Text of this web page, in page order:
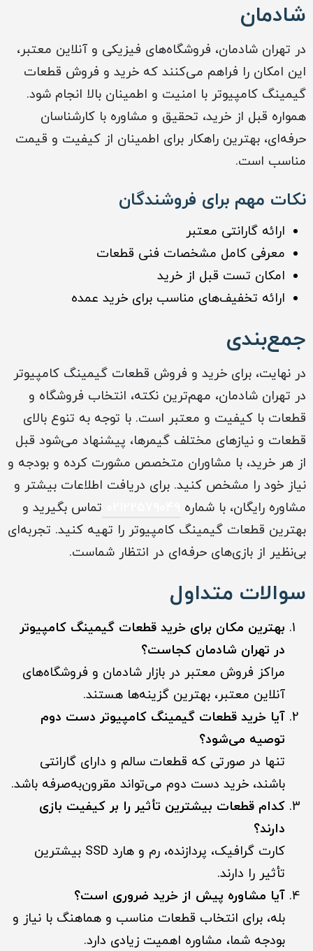
شادمان
در تهران شادمان، فروشگاه‌های فیزیکی و آنلاین معتبر،
این امکان را فراهم می‌کنند که خرید و فروش قطعات
گیمینگ کامپیوتر با امنیت و اطمینان بالا انجام شود.
همواره قبل از خرید، تحقیق و مشاوره با کارشناسان
حرفه‌ای، بهترین راهکار برای اطمینان از کیفیت و قیمت
مناسب است.
نکات مهم برای فروشندگان
ارائه گارانتی معتبر
معرفی کامل مشخصات فنی قطعات
امکان تست قبل از خرید
ارائه تخفیف‌های مناسب برای خرید عمده
جمع‌بندی
در نهایت، برای خرید و فروش قطعات گیمینگ کامپیوتر
در تهران شادمان، مهم‌ترین نکته، انتخاب فروشگاه و
قطعات با کیفیت و معتبر است. با توجه به تنوع بالای
قطعات و نیازهای مختلف گیمرها، پیشنهاد می‌شود قبل
از هر خرید، با مشاوران متخصص مشورت کرده و بودجه و
نیاز خود را مشخص کنید. برای دریافت اطلاعات بیشتر و
مشاوره رایگان، با شماره
تماس بگیرید و
بهترین قطعات گیمینگ کامپیوتر را تهیه کنید. تجربه‌ای
بی‌نظیر از بازی‌های حرفه‌ای در انتظار شماست.
سوالات متداول
بهترین مکان برای خرید قطعات گیمینگ کامپیوتر
در تهران شادمان کجاست؟
مراکز فروش معتبر در بازار شادمان و فروشگاه‌های
آنلاین معتبر، بهترین گزینه‌ها هستند.
آیا خرید قطعات گیمینگ کامپیوتر دست دوم
توصیه می‌شود؟
تنها در صورتی که قطعات سالم و دارای گارانتی
باشند، خرید دست دوم می‌تواند مقرون‌به‌صرفه باشد.
کدام قطعات بیشترین تأثیر را بر کیفیت بازی
دارند؟
کارت گرافیک، پردازنده، رم و هارد SSD بیشترین
تأثیر را دارند.
آیا مشاوره پیش از خرید ضروری است؟
بله، برای انتخاب قطعات مناسب و هماهنگ با نیاز و
بودجه شما، مشاوره اهمیت زیادی دارد.